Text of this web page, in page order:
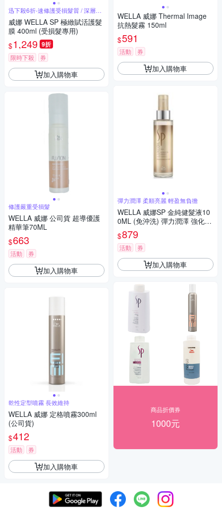
迅下殺6折-速修護受損髮質 / 深層滋
養
威娜 WELLA SP 極緻賦活護髮
膜 400ml (受損髮專用)
$1,249 9折
限時下殺 券
加入購物車
修護嚴重受損髮
WELLA 威娜 公司貨 超導優護
精華筆70ML
$663
活動 券
加入購物車
乾性定型噴霧 長效維持
WELLA 威娜 定格噴霧300ml
(公司貨)
$412
活動 券
加入購物車
WELLA 威娜 Thermal Image
抗熱髮霧 150ml
$591
活動 券
加入購物車
彈力潤澤 柔順亮麗 輕盈無負擔
WELLA 威娜SP 金純健髮液10
0ML (免沖洗) 彈力潤澤 強化髮
絲
$879
活動 券
加入購物車
商品折價券
1000元